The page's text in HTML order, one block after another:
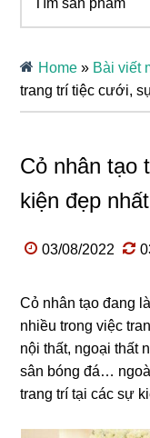
sản
Home » Bài viết
trang trí tiệc cưới,
Cỏ nhân tạo
kiện đẹp nhất
03/08/2022
Cỏ nhân tạo đang
nhiều trong việc
nội thất, ngoại thất
sân bóng đá…
trang trí tại các sự